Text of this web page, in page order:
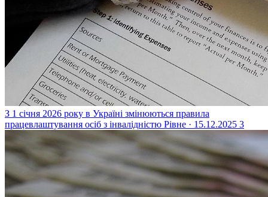
З 1 січня 2026 року в Україні змінюються правила
працевлаштування осіб з інвалідністю Рівне · 15.12.2025 3